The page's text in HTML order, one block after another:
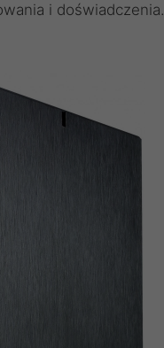
i doświadczenia.